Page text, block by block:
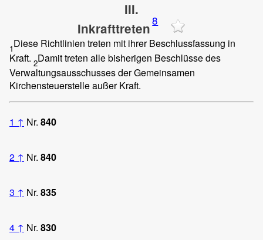
III.
Inkrafttreten8
1Diese Richtlinien treten mit ihrer Beschlussfassung in
Kraft. 2Damit treten alle bisherigen Beschlüsse des
Verwaltungsausschusses der Gemeinsamen
Kirchensteuerstelle außer Kraft.
1 ↑ Nr. 840
2 ↑ Nr. 840
3 ↑ Nr. 835
4 ↑ Nr. 830